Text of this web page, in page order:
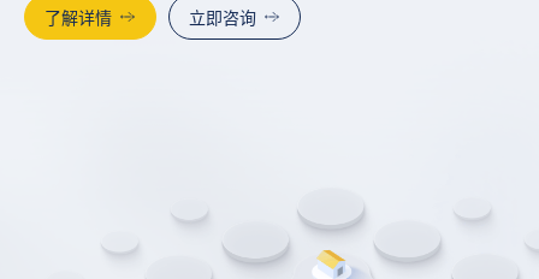
了解详情 立即咨询
客户案例 了解详情